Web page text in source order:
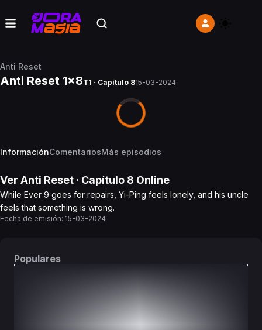
Anti Reset
Anti Reset 1x8T1 · Capítulo 815-03-2024
InformaciónComentariosMás episodios
Ver Anti Reset · Capítulo 8 Online
While Ever 9 goes for repairs, Yi-Ping feels lonely, and his uncle
feels that something is wrong.
Fecha de emisión: 15-03-2024
Populares